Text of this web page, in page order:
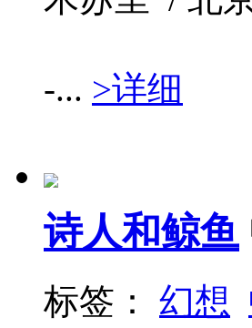
-... >详细
诗人和鲸鱼
标签： 幻想